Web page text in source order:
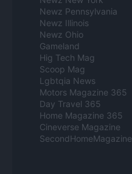
Newz Pennsylvania
Newz Illinois
Newz Ohio
Gameland
Hig Tech Mag
Scoop Mag
Lgbtqia News
Motors Magazine 365
Day Travel 365
Home Magazine 365
Cineverse Magazine
SecondHomeMagazine